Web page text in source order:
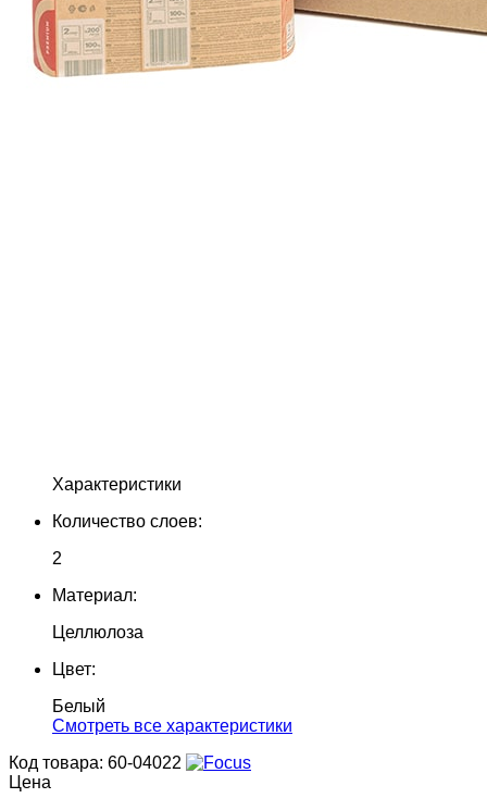
Характеристики
Количество слоев:
2
Материал:
Целлюлоза
Цвет:
Белый
Cмотреть все характеристики
Код товара: 60-04022
Цена